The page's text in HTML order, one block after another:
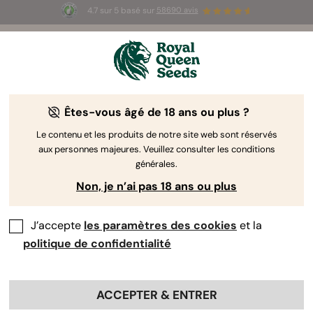
4.7 sur 5 basé sur 58690 avis
Tout Ce Qu'Il Faut Savoir Sur l'Huile de
CBD
On vous apprend tout ce qu'il faut savoir sur l'huile de
qui existent.
Sommaire:
Êtes-vous âgé de 18 ans ou plus ?
Le contenu et les produits de notre site web sont réservés
aux personnes majeures. Veuillez consulter les conditions
générales.
Non, je n’ai pas 18 ans ou plus
J’accepte les paramètres des cookies et la
politique de confidentialité
ACCEPTER & ENTRER